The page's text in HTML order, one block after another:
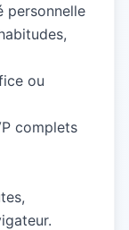
personnelle
ou
complets